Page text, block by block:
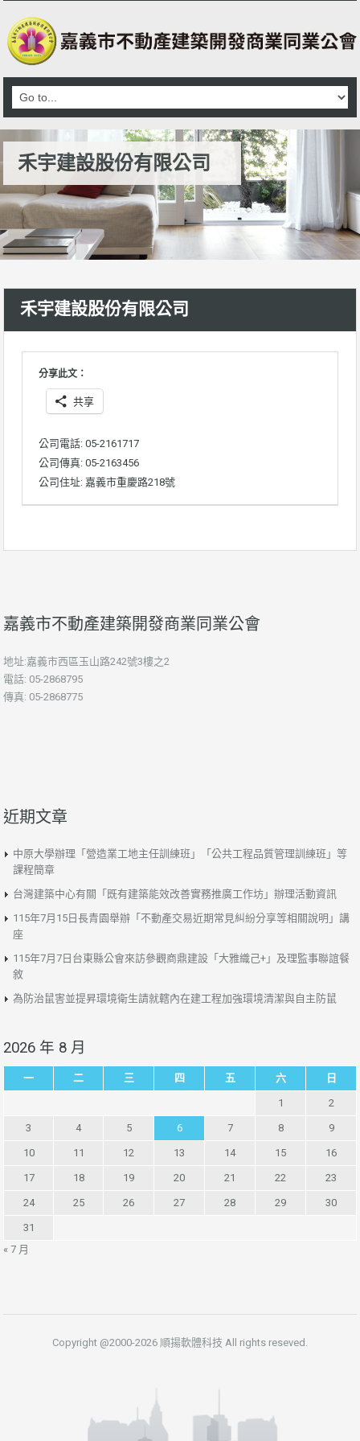
禾宇建設股份有限公司
禾宇建設股份有限公司
分享此文：
共享
公司電話: 05-2161717
公司傳真: 05-2163456
公司住址: 嘉義市重慶路218號
嘉義市不動產建築開發商業同業公會
地址:嘉義市西區玉山路242號3樓之2
電話: 05-2868795
傳真: 05-2868775
近期文章
中原大學辦理「營造業工地主任訓練班」「公共工程品質管理訓練班」等
課程簡章
台灣建築中心有關「既有建築能效改善實務推廣工作坊」辦理活動資訊
115年7月15日長青園舉辦「不動產交易近期常見糾紛分享等相關說明」講
座
115年7月7日台東縣公會來訪參觀商鼎建設「大雅織己+」及理監事聯誼餐
敘
為防治鼠害並提昇環境衛生請就轄內在建工程加強環境清潔與自主防鼠
2026 年 8 月
一 二 三 四 五 六 日
1 2
3 4 5 6 7 8 9
10 11 12 13 14 15 16
17 18 19 20 21 22 23
24 25 26 27 28 29 30
31
« 7 月
Copyright @2000-2026 順揚軟體科技 All rights reseved.